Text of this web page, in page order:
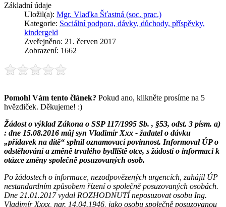
Základní údaje
Uložil(a): Mgr. Vlaďka Šťastná (soc. prac.)
Kategorie: Sociální podpora, dávky, důchody, příspěvky,
kindergeld
Zveřejněno: 21. červen 2017
Zobrazení: 1662
Pomohl Vám tento článek? Pokud ano, klikněte prosíme na 5
hvězdiček. Děkujeme! :)
Žádost o výklad Zákona o SSP 117/1995 Sb. , §53, odst. 3 písm. a)
: dne 15.08.2016 můj syn Vladimír Xxx - žadatel o dávku
„přídavek na dítě“ splnil oznamovací povinnost. Informoval ÚP o
odstěhování a změně trvalého bydliště otce, s žádostí o informaci k
otázce změny společně posuzovaných osob.
Po žádostech o informace, nezodpovězených urgencích, zahájil ÚP
nestandardním způsobem řízení o společně posuzovaných osobách.
Dne 21.01.2017 vydal ROZHODNUTÍ neposuzovat osobu Ing.
Vladimír Xxxx, nar. 14.04.1946, jako osobu společně posuzovanou